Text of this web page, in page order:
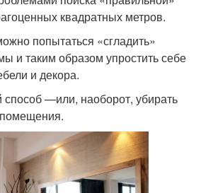
квадратных метров.
попытаться «сгладить»
и таким образом упростить себе
и декора.
—или, наоборот, убирать